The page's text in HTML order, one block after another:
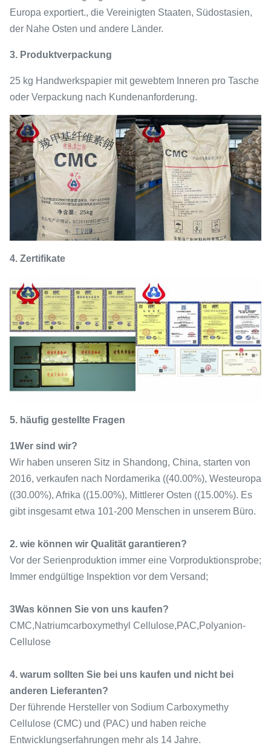
Europa exportiert., die Vereinigten Staaten, Südostasien,
der Nahe Osten und andere Länder.
3. Produktverpackung
25 kg Handwerkspapier mit gewebtem Inneren pro Tasche
oder Verpackung nach Kundenanforderung.
4. Zertifikate
5. häufig gestellte Fragen
1Wer sind wir?
Wir haben unseren Sitz in Shandong, China, starten von
2016, verkaufen nach Nordamerika ((40.00%), Westeuropa
((30.00%), Afrika ((15.00%), Mittlerer Osten ((15.00%). Es
gibt insgesamt etwa 101-200 Menschen in unserem Büro.
2. wie können wir Qualität garantieren?
Vor der Serienproduktion immer eine Vorproduktionsprobe;
Immer endgültige Inspektion vor dem Versand;
3Was können Sie von uns kaufen?
CMC,Natriumcarboxymethyl Cellulose,PAC,Polyanion-
Cellulose
4. warum sollten Sie bei uns kaufen und nicht bei
anderen Lieferanten?
Der führende Hersteller von Sodium Carboxymethy
Cellulose (CMC) und (PAC) und haben reiche
Entwicklungserfahrungen mehr als 14 Jahre.